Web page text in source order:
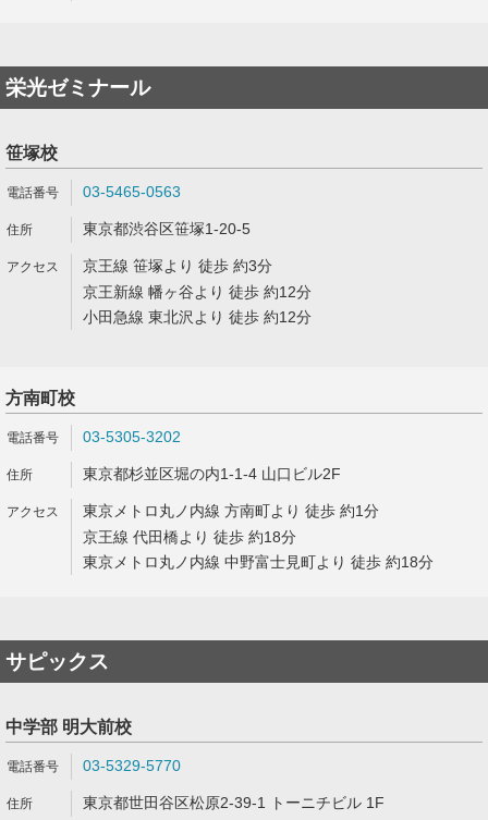
栄光ゼミナール
笹塚校
03-5465-0563
東京都渋谷区笹塚1-20-5
京王線 笹塚より 徒歩 約3分
京王新線 幡ヶ谷より 徒歩 約12分
小田急線 東北沢より 徒歩 約12分
方南町校
03-5305-3202
東京都杉並区堀の内1-1-4 山口ビル2F
東京メトロ丸ノ内線 方南町より 徒歩 約1分
京王線 代田橋より 徒歩 約18分
東京メトロ丸ノ内線 中野富士見町より 徒歩 約18分
サピックス
中学部 明大前校
03-5329-5770
東京都世田谷区松原2-39-1 トーニチビル 1F